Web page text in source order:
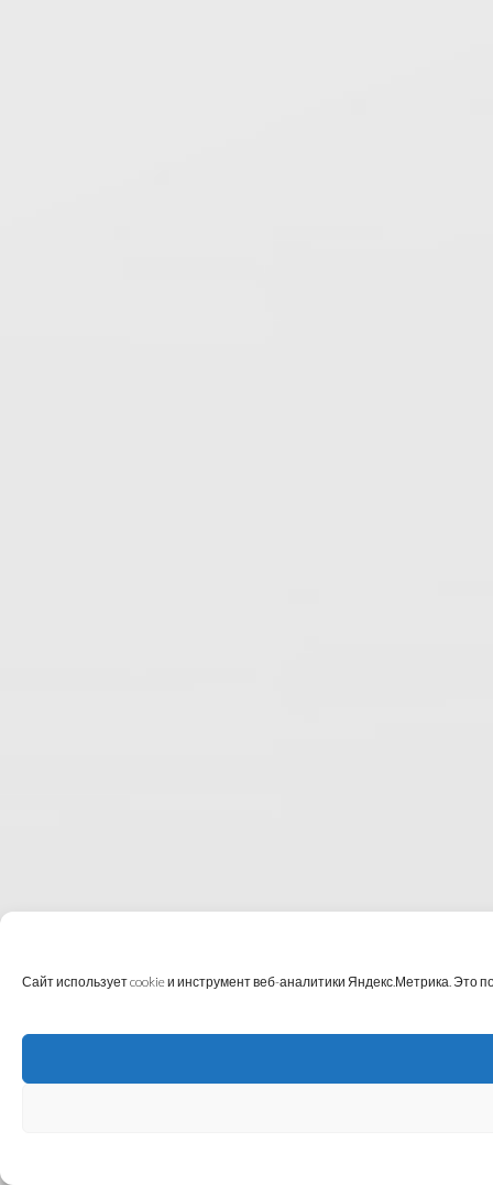
Сайт использует cookie и инструмент веб-аналитики Яндекс.Метрика. Это